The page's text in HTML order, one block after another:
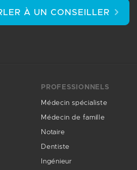
À UN CONSEILLER
PROFESSIONNELS
Médecin spécialiste
Médecin de famille
Notaire
Dentiste
Ingénieur